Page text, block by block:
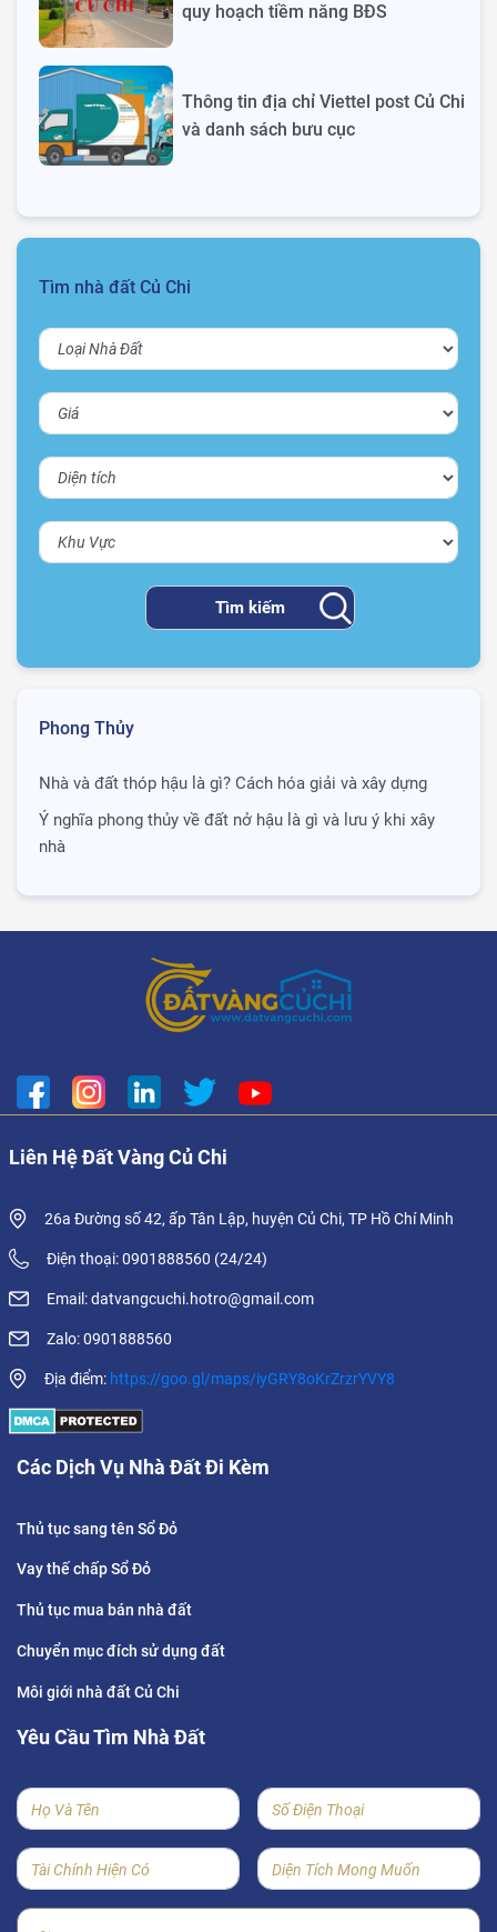
quy hoạch tiềm năng BĐS
Thông tin địa chỉ Viettel post Củ Chi
và danh sách bưu cục
Tìm nhà đất Củ Chi
Phong Thủy
Nhà và đất thóp hậu là gì? Cách hóa giải và xây dựng
Ý nghĩa phong thủy về đất nở hậu là gì và lưu ý khi xây
nhà
Liên Hệ Đất Vàng Củ Chi
26a Đường số 42, ấp Tân Lập, huyện Củ Chi, TP Hồ Chí Minh
Điện thoại: 0901888560 (24/24)
Email: datvangcuchi.hotro@gmail.com
Zalo: 0901888560
Địa điểm: https://goo.gl/maps/iyGRY8oKrZrzrYVY8
Các Dịch Vụ Nhà Đất Đi Kèm
Thủ tục sang tên Sổ Đỏ
Vay thế chấp Sổ Đỏ
Thủ tục mua bán nhà đất
Chuyển mục đích sử dụng đất
Môi giới nhà đất Củ Chi
Yêu Cầu Tìm Nhà Đất